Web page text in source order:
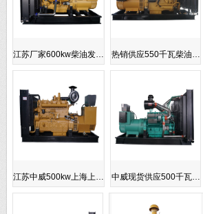
江苏厂家600kw柴油发… 热销供应550千瓦柴油…
江苏中威500kw上海上… 中威现货供应500千瓦…